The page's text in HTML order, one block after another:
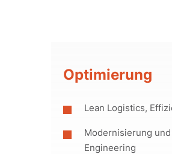
Optimierung
Lean Logistics,
Modernisierung
Engineering